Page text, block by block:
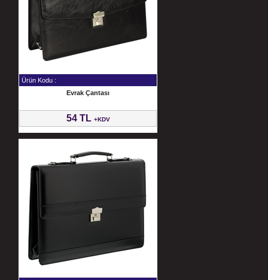
Ürün Kodu :
Evrak Çantası
54 TL +KDV